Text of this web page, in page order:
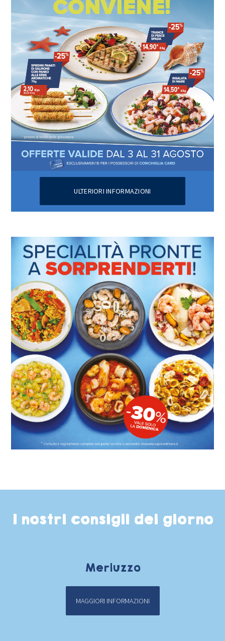
ULTERIORI INFORMAZIONI
I nostri consigli del giorno
Merluzzo
MAGGIORI INFORMAZIONI